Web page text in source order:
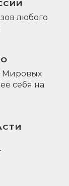
любого
Мировых
себя на